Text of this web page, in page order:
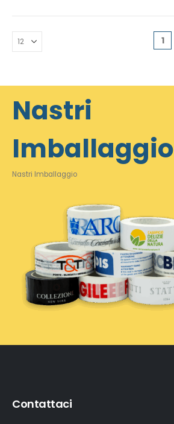
1
Nastri
Imballaggio
Nastri Imballaggio
Contattaci